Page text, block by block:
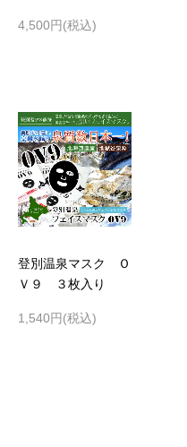
4,500円(税込)
登別温泉マスク Ｏ
Ｖ９ ３枚入り
1,540円(税込)